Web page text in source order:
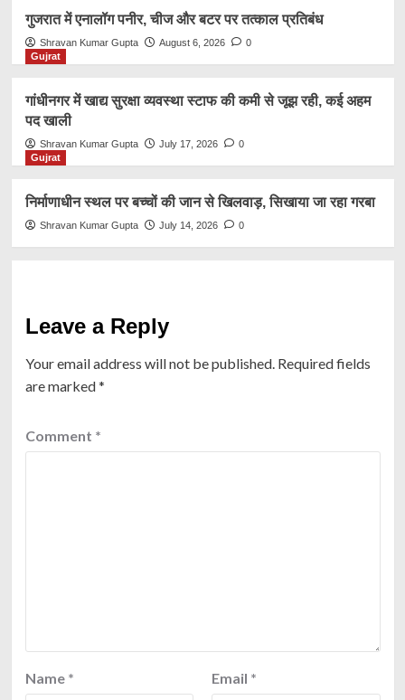
गुजरात में एनालॉग पनीर, चीज और बटर पर तत्काल प्रतिबंध
Shravan Kumar Gupta August 6, 2026
0
Gujrat
गांधीनगर में खाद्य सुरक्षा व्यवस्था स्टाफ की कमी से जूझ रही, कई अहम
पद खाली
Shravan Kumar Gupta July 17, 2026
0
Gujrat
निर्माणाधीन स्थल पर बच्चों की जान से खिलवाड़, सिखाया जा रहा गरबा
Shravan Kumar Gupta July 14, 2026 0
Leave a Reply
Your email address will not be published. Required fields
are marked*
Comment *
Name * Email *